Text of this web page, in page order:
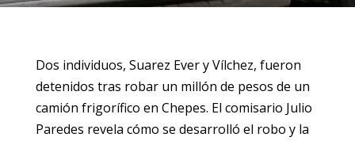
Dos individuos, Suarez Ever y Vílchez, fueron
detenidos tras robar un millón de pesos de un
camión frigorífico en Chepes. El comisario Julio
Paredes revela cómo se desarrolló el robo y la